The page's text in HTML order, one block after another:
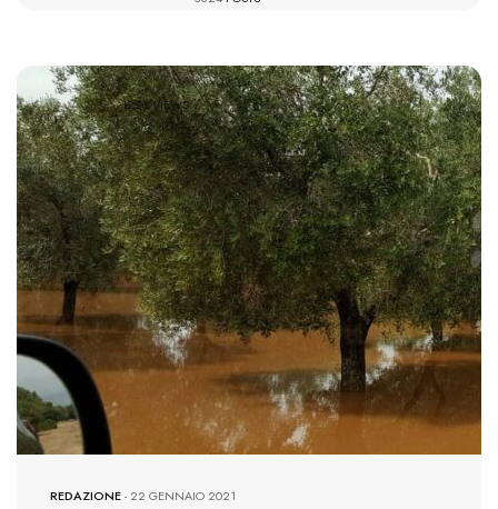
1226 VIEWS
REDAZIONE-22 GENNAIO 2021